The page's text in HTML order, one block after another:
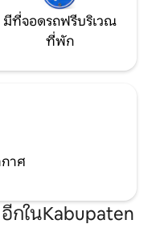
มีที่จอดรถฟรีบริเวณ
ที่พัก
าศ
กในKabupaten